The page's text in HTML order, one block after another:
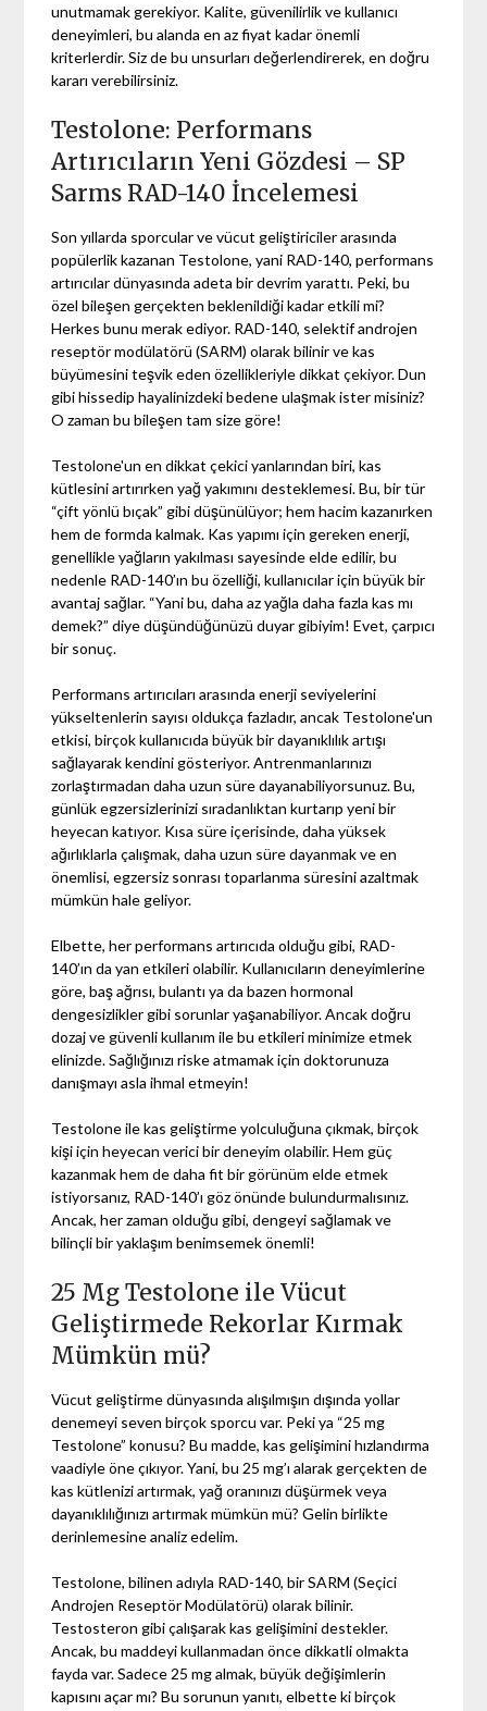
unutmamak gerekiyor. Kalite, güvenilirlik ve kullanıcı
deneyimleri, bu alanda en az fiyat kadar önemli
kriterlerdir. Siz de bu unsurları değerlendirerek, en doğru
kararı verebilirsiniz.
Testolone: Performans
Artırıcıların Yeni Gözdesi – SP
Sarms RAD-140 İncelemesi
Son yıllarda sporcular ve vücut geliştiriciler arasında
popülerlik kazanan Testolone, yani RAD-140, performans
artırıcılar dünyasında adeta bir devrim yarattı. Peki, bu
özel bileşen gerçekten beklenildiği kadar etkili mi?
Herkes bunu merak ediyor. RAD-140, selektif androjen
reseptör modülatörü (SARM) olarak bilinir ve kas
büyümesini teşvik eden özellikleriyle dikkat çekiyor. Dun
gibi hissedip hayalinizdeki bedene ulaşmak ister misiniz?
O zaman bu bileşen tam size göre!
Testolone'un en dikkat çekici yanlarından biri, kas
kütlesini artırırken yağ yakımını desteklemesi. Bu, bir tür
“çift yönlü bıçak” gibi düşünülüyor; hem hacim kazanırken
hem de formda kalmak. Kas yapımı için gereken enerji,
genellikle yağların yakılması sayesinde elde edilir, bu
nedenle RAD-140’ın bu özelliği, kullanıcılar için büyük bir
avantaj sağlar. “Yani bu, daha az yağla daha fazla kas mı
demek?” diye düşündüğünüzü duyar gibiyim! Evet, çarpıcı
bir sonuç.
Performans artırıcıları arasında enerji seviyelerini
yükseltenlerin sayısı oldukça fazladır, ancak Testolone'un
etkisi, birçok kullanıcıda büyük bir dayanıklılık artışı
sağlayarak kendini gösteriyor. Antrenmanlarınızı
zorlaştırmadan daha uzun süre dayanabiliyorsunuz. Bu,
günlük egzersizlerinizi sıradanlıktan kurtarıp yeni bir
heyecan katıyor. Kısa süre içerisinde, daha yüksek
ağırlıklarla çalışmak, daha uzun süre dayanmak ve en
önemlisi, egzersiz sonrası toparlanma süresini azaltmak
mümkün hale geliyor.
Elbette, her performans artırıcıda olduğu gibi, RAD-
140’ın da yan etkileri olabilir. Kullanıcıların deneyimlerine
göre, baş ağrısı, bulantı ya da bazen hormonal
dengesizlikler gibi sorunlar yaşanabiliyor. Ancak doğru
dozaj ve güvenli kullanım ile bu etkileri minimize etmek
elinizde. Sağlığınızı riske atmamak için doktorunuza
danışmayı asla ihmal etmeyin!
Testolone ile kas geliştirme yolculuğuna çıkmak, birçok
kişi için heyecan verici bir deneyim olabilir. Hem güç
kazanmak hem de daha fit bir görünüm elde etmek
istiyorsanız, RAD-140’ı göz önünde bulundurmalısınız.
Ancak, her zaman olduğu gibi, dengeyi sağlamak ve
bilinçli bir yaklaşım benimsemek önemli!
25 Mg Testolone ile Vücut
Geliştirmede Rekorlar Kırmak
Mümkün mü?
Vücut geliştirme dünyasında alışılmışın dışında yollar
denemeyi seven birçok sporcu var. Peki ya “25 mg
Testolone” konusu? Bu madde, kas gelişimini hızlandırma
vaadiyle öne çıkıyor. Yani, bu 25 mg’ı alarak gerçekten de
kas kütlenizi artırmak, yağ oranınızı düşürmek veya
dayanıklılığınızı artırmak mümkün mü? Gelin birlikte
derinlemesine analiz edelim.
Testolone, bilinen adıyla RAD-140, bir SARM (Seçici
Androjen Reseptör Modülatörü) olarak bilinir.
Testosteron gibi çalışarak kas gelişimini destekler.
Ancak, bu maddeyi kullanmadan önce dikkatli olmakta
fayda var. Sadece 25 mg almak, büyük değişimlerin
kapısını açar mı? Bu sorunun yanıtı, elbette ki birçok